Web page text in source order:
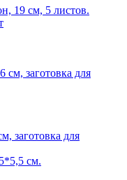
19 см, 5 листов.
заготовка для